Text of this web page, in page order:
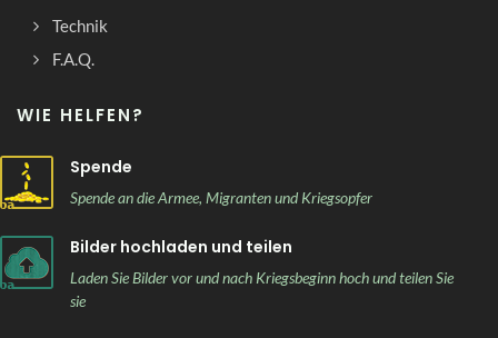
Technik
F.A.Q.
WIE HELFEN?
Spende
Spende an die Armee, Migranten und Kriegsopfer
Bilder hochladen und teilen
Laden Sie Bilder vor und nach Kriegsbeginn hoch und teilen Sie
sie